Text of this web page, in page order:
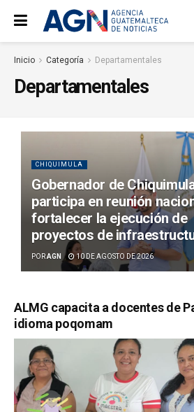
Inicio Categoría Departamentales
Departamentales
CHIQUIMULA
Gobernador de
participa en reunión
fortalecer la ejecución de
proyectos de
PORAGN 10 DE AGOSTO DE 2026
ALMG capacita a docentes de
idioma poqomam